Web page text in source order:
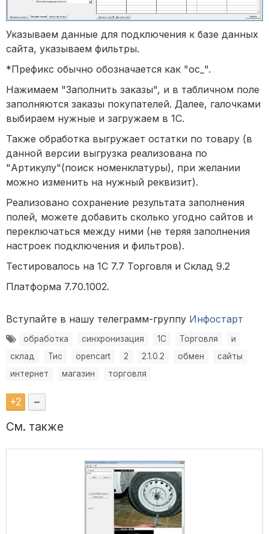
Указываем данные для подключения к базе данных
сайта, указываем фильтры.
*Префикс обычно обозначается как "oc_".
Нажимаем "Заполнить заказы", и в табличном поле
заполняются заказы покупателей. Далее, галочками
выбираем нужные и загружаем в 1С.
Также обработка выгружает остатки по товару (в
данной версии выгрузка реализована по
"Артикулу"(поиск номенклатуры), при желании
можно изменить на нужный реквизит).
Реализовано сохранение результата заполнения
полей, можете добавить сколько угодно сайтов и
переключаться между ними (не теряя заполнения
настроек подключения и фильтров).
Тестировалось на 1С 7.7 Торговля и Склад 9.2
Платформа 7.70.1002.
Вступайте в нашу телеграмм-группу Инфостарт
обработка синхронизация 1C Торговля
и
склад
Тис opencart 2 2.1.0.2 обмен
сайты
интернет
магазин торговля
+2 –
См. также